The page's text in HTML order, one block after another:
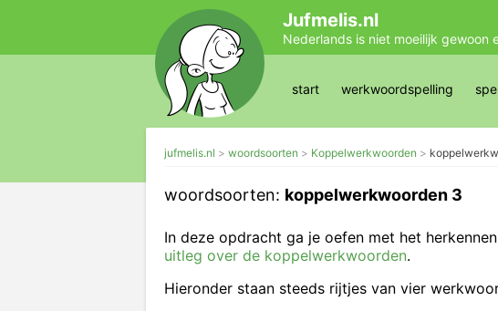
Jufmelis.nl
Nederlands is niet moeilijk gewoon
start werkwoordspelling
jufmelis.nl woordsoorten Koppelwerkwoorden
woordsoorten: koppelwerkwoorden 3
In deze opdracht ga je oefen met het
uitleg over de koppelwerkwoorden.
Hieronder staan steeds rijtjes van vier